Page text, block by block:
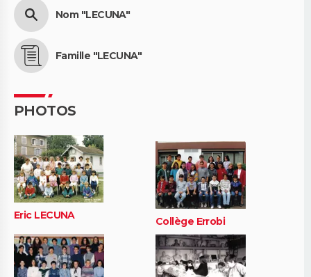
Nom "LECUNA"
Famille "LECUNA"
PHOTOS
Eric LECUNA Collège Errobi